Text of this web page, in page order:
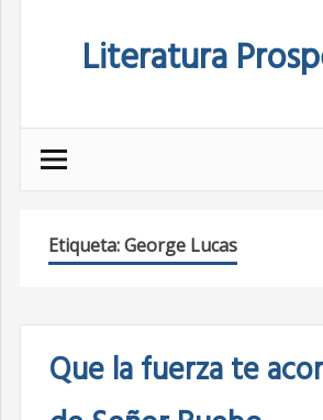
Literatura
Etiqueta:George Lucas
Que la fuerza te